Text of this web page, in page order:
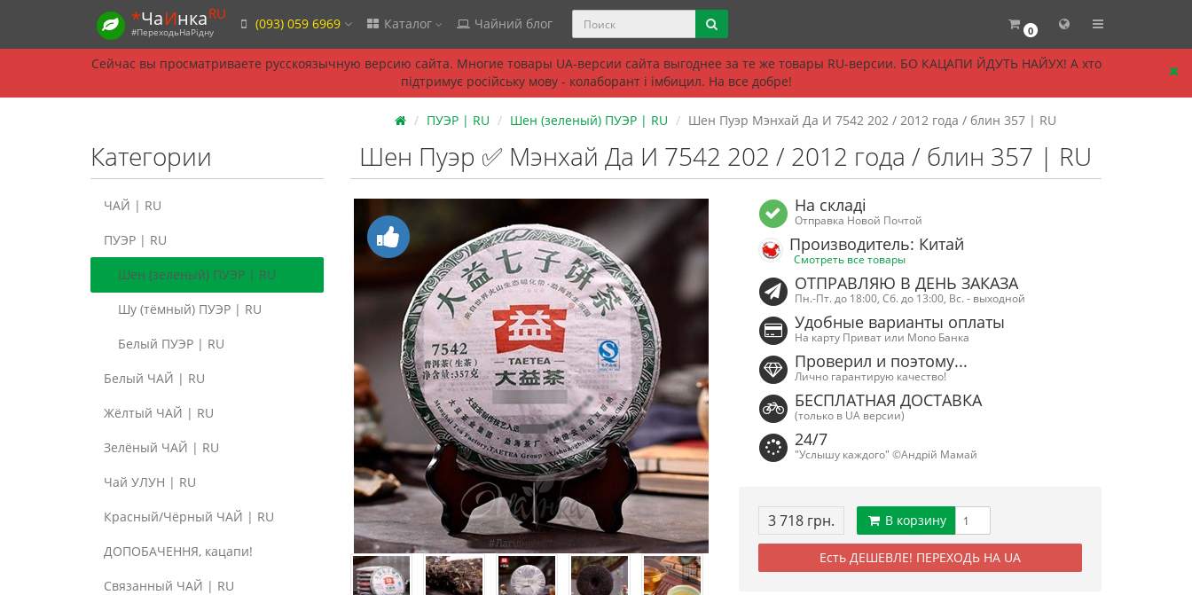
Сейчас вы просматриваете русскоязычную версию сайта. Многие товары UA-версии сайта выгоднее за те же товары RU-версии. БО КАЦАПИ ЙДУТЬ НАЙУХ! А хто
підтримує російську мову - колаборант і імбицил. На все добре!
*ЧаИнкаRU
#ПереходьНаРідну (093) 059 6969 Каталог Чайний блог 0
Категории
ЧАЙ | RU
ПУЭР | RU
Шен (зеленый) ПУЭР | RU
Шу (тёмный) ПУЭР | RU
Белый ПУЭР | RU
Белый ЧАЙ | RU
Жёлтый ЧАЙ | RU
Зелёный ЧАЙ | RU
Чай УЛУН | RU
Красный/Чёрный ЧАЙ | RU
ДОПОБАЧЕННЯ, кацапи!
Связанный ЧАЙ | RU
ПУЭР | RU Шен (зеленый) ПУЭР | RU Шен Пуэр Мэнхай Да И 7542 202 / 2012 года / блин 357 | RU
Шен Пуэр ✅ Мэнхай Да И 7542 202 / 2012 года / блин 357 | RU
На складі
Отправка Новой Почтой
Производитель: Китай
Смотреть все товары
ОТПРАВЛЯЮ В ДЕНЬ ЗАКАЗА
Пн.-Пт. до 18:00, Сб. до 13:00, Вс. - выходной
Удобные варианты оплаты
На карту Приват или Mono Банка
Проверил и поэтому...
Лично гарантирую качество!
БЕСПЛАТНАЯ ДОСТАВКА
(только в UA версии)
24/7
"Услышу каждого" ©Андрій Мамай
3 718 грн. В корзину
Есть ДЕШЕВЛЕ! ПЕРЕХОДЬ НА UA